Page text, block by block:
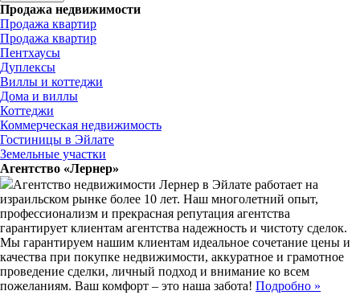
Продажа недвижимости
Продажа квартир
Продажа квартир
Пентхаусы
Дуплексы
Виллы и коттеджи
Дома и виллы
Коттеджи
Коммерческая недвижимость
Гостиницы в Эйлате
Земельные участки
Агентство «Лернер»
Агентство недвижимости Лернер в Эйлате работает на
израильском рынке более 10 лет. Наш многолетний опыт,
профессионализм и прекрасная репутация агентства
гарантирует клиентам агентства надежность и чистоту сделок.
Мы гарантируем нашим клиентам идеальное сочетание цены и
качества при покупке недвижимости, аккуратное и грамотное
проведение сделки, личный подход и внимание ко всем
пожеланиям. Ваш комфорт – это наша забота! Подробно »